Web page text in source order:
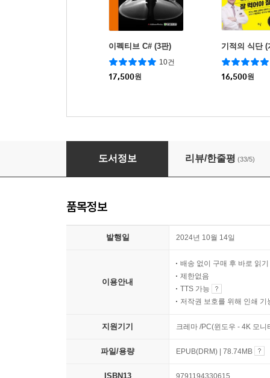
이펙티브 C# (3판)
10건
17,500원
기적의 식단 (
16,500원
닥터덕의 세포 리셋
도서정보 리뷰/한줄평 (33/5)
품목정보
발행일 2024년 10월 14일
이용안내
배송 없이 구매 후 바로 읽기
제한없음
TTS 가능
저작권 보호를 위해 인쇄 기
지원기기 크레마 /PC(윈도우 - 4K 모
파일/용량 EPUB(DRM) | 78.74MB
ISBN13